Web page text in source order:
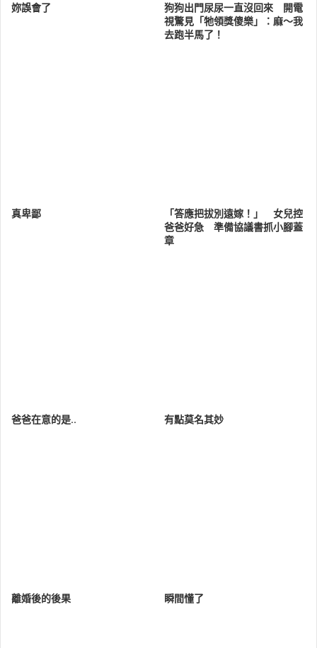
妳誤會了
狗狗出門尿尿一直沒回來 開電
視驚見「牠領獎傻樂」：麻～我
去跑半馬了！
真卑鄙
「答應把拔別遠嫁！」 女兒控
爸爸好急 準備協議書抓小腳蓋
章
爸爸在意的是.. 有點莫名其妙
離婚後的後果 瞬間懂了